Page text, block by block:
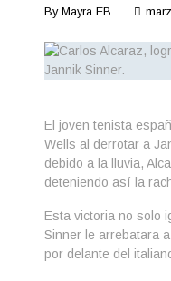
By Mayra EB
El joven tenista
Wells al derrotar a
debido a la lluvia,
deteniendo así la
Esta victoria no solo
Sinner le arrebatara
por delante del